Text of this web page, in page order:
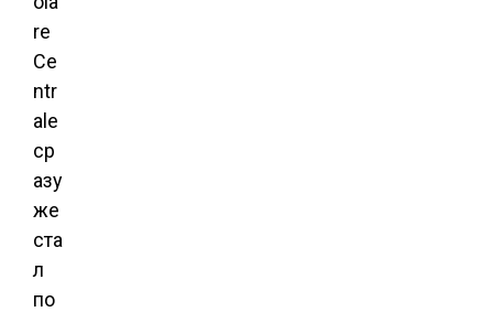
re
Ce
ntr
ale
ср
азу
же
ста
л
по